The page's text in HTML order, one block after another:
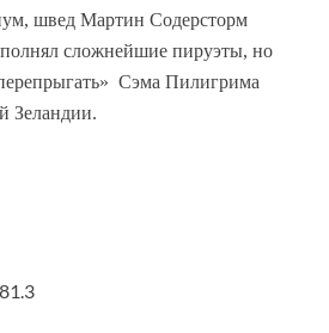
швед Мартин Содерсторм
сложнейшие пируэты, но
Сэма Пилигрима
Зеландии.